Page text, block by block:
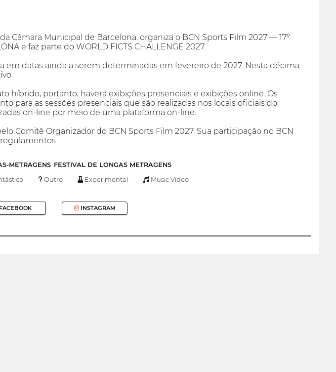
Câmara Municipal de Barcelona, organiza o BCN Sports Film 2027 — 17º
e faz parte do WORLD FICTS CHALLENGE 2027.
em datas ainda a serem determinadas em fevereiro de 2027. Nesta décima
híbrido, portanto, haverá exibições presenciais e exibições online. Os
para as sessões presenciais que são realizadas nos locais oficiais do
on-line por meio de uma plataforma on-line.
Comitê Organizador do BCN Sports Film 2027. Sua participação no BCN
METRAGENS FESTIVAL DE LONGAS METRAGENS
Outro Experimental Music Video
INSTAGRAM